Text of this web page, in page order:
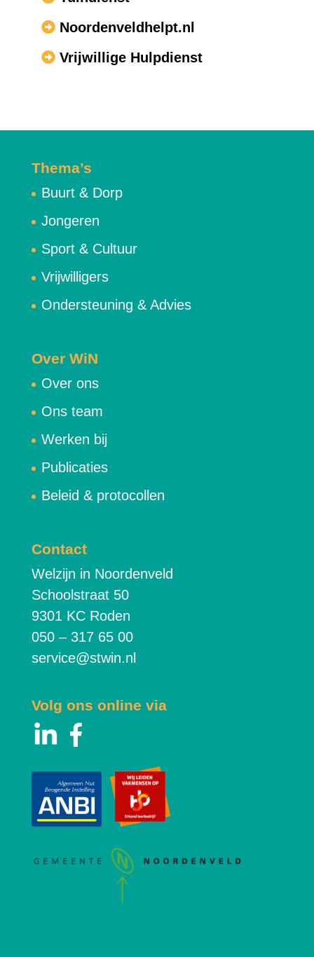
Noordenveldhelpt.nl
Vrijwillige Hulpdienst
Thema’s
Buurt & Dorp
Jongeren
Sport & Cultuur
Vrijwilligers
Ondersteuning & Advies
Over WiN
Over ons
Ons team
Werken bij
Publicaties
Beleid & protocollen
Contact
Welzijn in Noordenveld
Schoolstraat 50
9301 KC Roden
050 – 317 65 00
service@stwin.nl
Volg ons online via